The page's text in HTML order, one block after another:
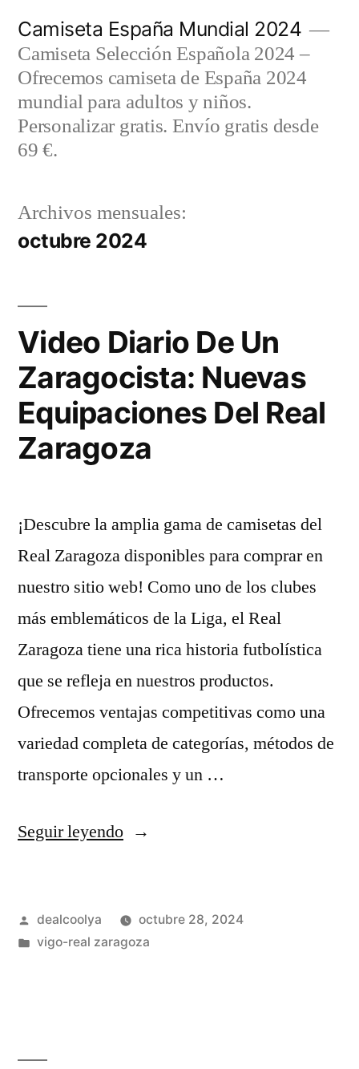
contenido
Camiseta España Mundial 2024
Camiseta Selección Española 2024 –
Ofrecemos camiseta de España 2024
mundial para adultos y niños.
Personalizar gratis. Envío gratis desde
69 €.
Archivos mensuales:
octubre 2024
Video Diario De Un
Zaragocista: Nuevas
Equipaciones Del Real
Zaragoza
¡Descubre la amplia gama de camisetas del
Real Zaragoza disponibles para comprar en
nuestro sitio web! Como uno de los clubes
más emblemáticos de la Liga, el Real
Zaragoza tiene una rica historia futbolística
que se refleja en nuestros productos.
Ofrecemos ventajas competitivas como una
variedad completa de categorías, métodos de
transporte opcionales y un …
Seguir leyendo«Video
Un
Zaragocista:
Publicado
por
dealcoolya
octubre 28, 2024
Publicado
vigo-real zaragoza